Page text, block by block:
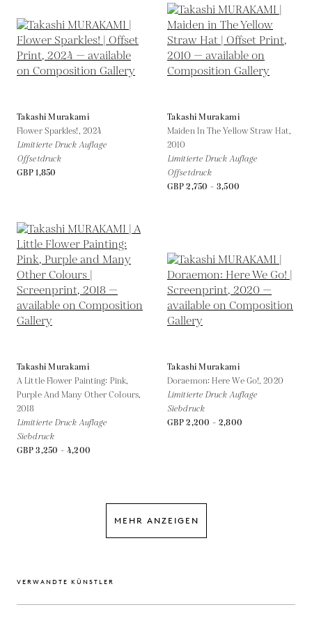
Takashi Murakami
Flower Sparkles!, 2024
Limitierte Druck Auflage
Offsetdruck
GBP 1,850
Takashi Murakami
Maiden In The Yellow Straw Hat,
2010
Limitierte Druck Auflage
Offsetdruck
GBP 2,750 - 3,500
Takashi Murakami
A Little Flower Painting: Pink,
Purple And Many Other Colours,
2018
Limitierte Druck Auflage
Siebdruck
GBP 3,250 - 4,200
Takashi Murakami
Doraemon: Here We Go!,2020
Limitierte Druck Auflage
Siebdruck
GBP 2,200 - 2,800
MEHR ANZEIGEN
VERWANDTE KÜNSTLER